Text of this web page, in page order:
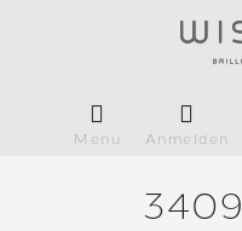
Menü Anmelden
3409